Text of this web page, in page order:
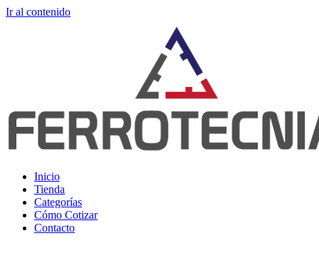
Ir al contenido
Inicio
Tienda
Categorías
Cómo Cotizar
Contacto